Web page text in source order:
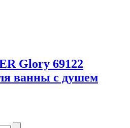
Glory 69122
ванны с душем